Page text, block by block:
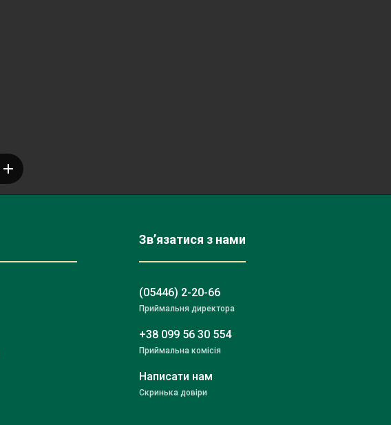
Зв’язатися з нами
(05446) 2-20-66
Приймальня директора
+38 099 56 30 554
Приймальна комісія
Написати нам
Скринька довіри